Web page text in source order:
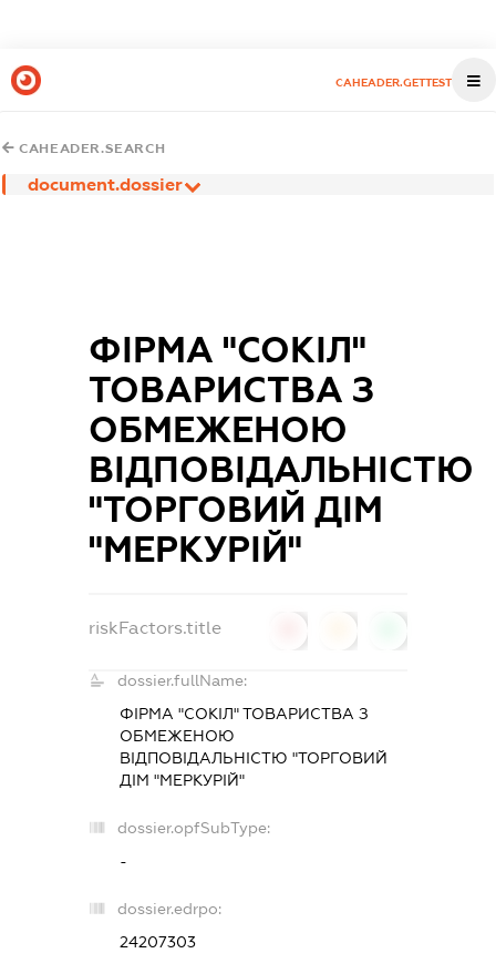
CAHEADER.GETTEST
CAHEADER.SEARCH
document.dossier
ФІРМА "СОКІЛ"
ТОВАРИСТВА З
ОБМЕЖЕНОЮ
ВІДПОВІДАЛЬНІСТЮ
"ТОРГОВИЙ ДІМ
"МЕРКУРІЙ"
riskFactors.title
dossier.fullName:
ФІРМА "СОКІЛ" ТОВАРИСТВА З
ОБМЕЖЕНОЮ
ВІДПОВІДАЛЬНІСТЮ "ТОРГОВИЙ
ДІМ "МЕРКУРІЙ"
dossier.opfSubType:
-
dossier.edrpo:
24207303